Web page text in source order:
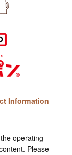
Information
operating
Please